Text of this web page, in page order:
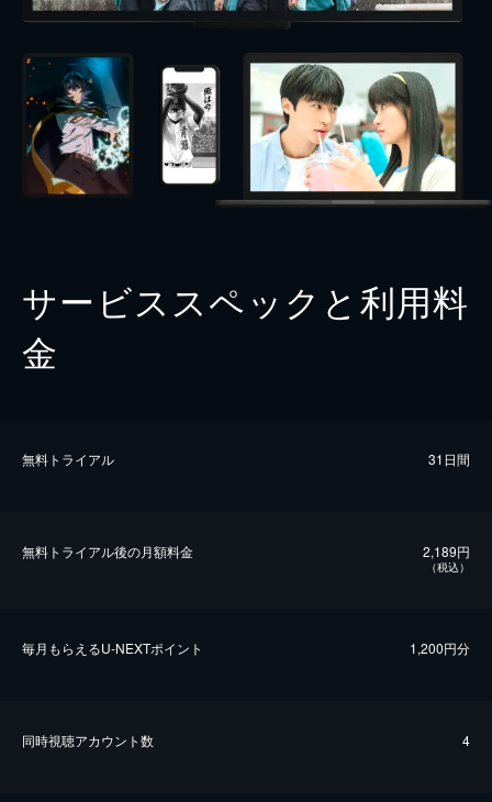
サービススペックと利用料
金
無料トライアル 31日間
無料トライアル後の⽉額料金 2,189円
（税込）
毎⽉もらえるU-NEXTポイント 1,200円分
同時視聴アカウント数 4